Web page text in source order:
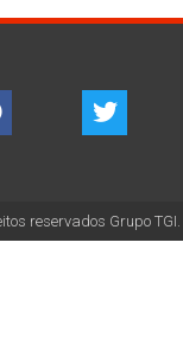
reservados Grupo